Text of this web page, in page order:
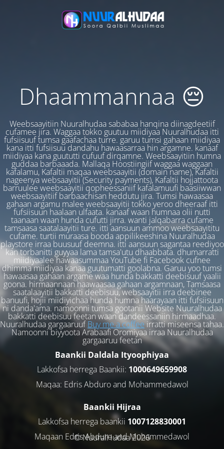
Dhaammannaa 😔
Weebsaayitiin Nuuralhudaa sababaa hanqina diinagdeetiif
cufamee jira. Waggaa tokko guutuu miidiyaa Nuuralhudaa itti
fufsiisuuf tumsa gaafachaa turre. garuu tumsi gahaan miidiyaa
kana itti fufsiisuu dandahu hawaasarraa hin argamne. kanaaf
miidiyaa kana guututti cufuuf dirqamne. Weebsaayitiin humna
guddaa barbaaada. Mallaqa Hoostiingiif waggaa waggaan
kafalamu, Kafaltii maqaa weebsaayitii (domain name), Kafaltii
nageenya websaayitii (Security payments), Kafaltii hojjattoota
barruulee weebsaayitii qopheessaniif kafalamuufi baasiiwwan
weebsaayitiif barbaachisan heddutu jira. Tumsi hawaasaa
gahaan argamu malee weebsaayitii tokko yeroo dheeraaf itti
fufsiisuun haalaan ulfaata. kanaaf waan humnaa olii nutti
taanaan waan hunda cufutti jirra. wanti jalqabarra cufame
tamsaasa saatalaayitii ture. itti aansuun ammoo weebsaayititu
cufame. turtii muraasa booda appilikeeshina Nuuralhudaa
playstore irraa buusuuf deemna. itti aansuun sagantaa reediyoo
kan torbanitti guyyaa lama tamsa'utu dhaabbata. dhumarratti
miidiyaalee hawaasummaa YouTube fi Facebook cufnee
dhimma miidiyaa kanaa guutumatti goolabna. Garuu yoo tumsi
hawaasaa gahaan argame waa hunda bakkatti deebisuuf yaalii
goona. hirmaannaan haawaasaa gahaan argamnaan, Tamsaasa
saatalaayitii bakkatti deebisuu, websaayitii irra deebinee
banuufi, hojii miidiyichaa hunda humna haarayaan itti fufsiisuun
ni danda'ama. namoonni tumsa gootanii Website Nuuralhudaa
bakkatti deebisuu feetan waan dandeessaniin hirmaadhaa.
Nuuralhudaa gargaaruufBuy me a coffeeirratti miseensa tahaa.
Namoonni biyyoota Arabaafi Oromiyaa irraa Nuuralhudaa
gargaaruu feetan
Baankii Daldala Ityoophiyaa
Lakkofsa herrega Baankii: 1000649659908
Maqaa: Edris Abduro and Mohammedawol
Baankii Hijraa
Lakkofsa herrega baankii 1007128830001
Maqaan Edris Abduro and Muhammedawol
© NuuralHudaa 2026